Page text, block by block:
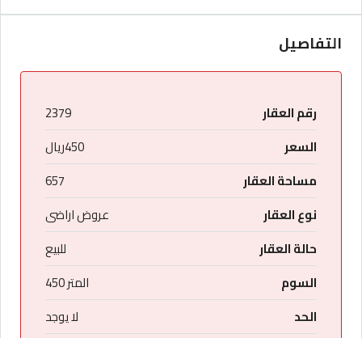
التفاصيل
رقم العقار
2379
السعر
450ريال
مساحة العقار
657
نوع العقار
عروض اراضى
حالة العقار
للبيع
السوم
المتر 450
الحد
لا يوجد